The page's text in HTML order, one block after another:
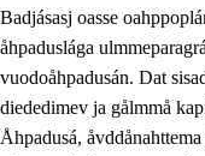
Badjásasj oasse
åhpaduslága
vuodoåhpadusán. Dat
diededimev ja gålmmå
Åhpadusá,